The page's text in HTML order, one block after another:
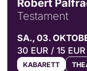
Robert
Testament
SA., 03.
30 EUR / 15 EUR
KABARETT